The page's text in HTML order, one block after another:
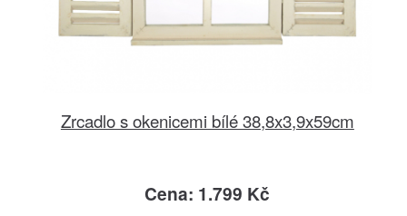
Zrcadlo s okenicemi bílé 38,8x3,9x59cm
Cena: 1.799 Kč